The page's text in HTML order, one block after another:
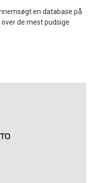
en database på
de mest pudsige